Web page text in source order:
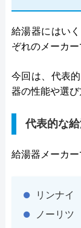
給湯器にはい
ぞれのメーカー
今回は、代表
器の性能や選び
代表的な
給湯器メーカー
リンナイ
ノーリツ